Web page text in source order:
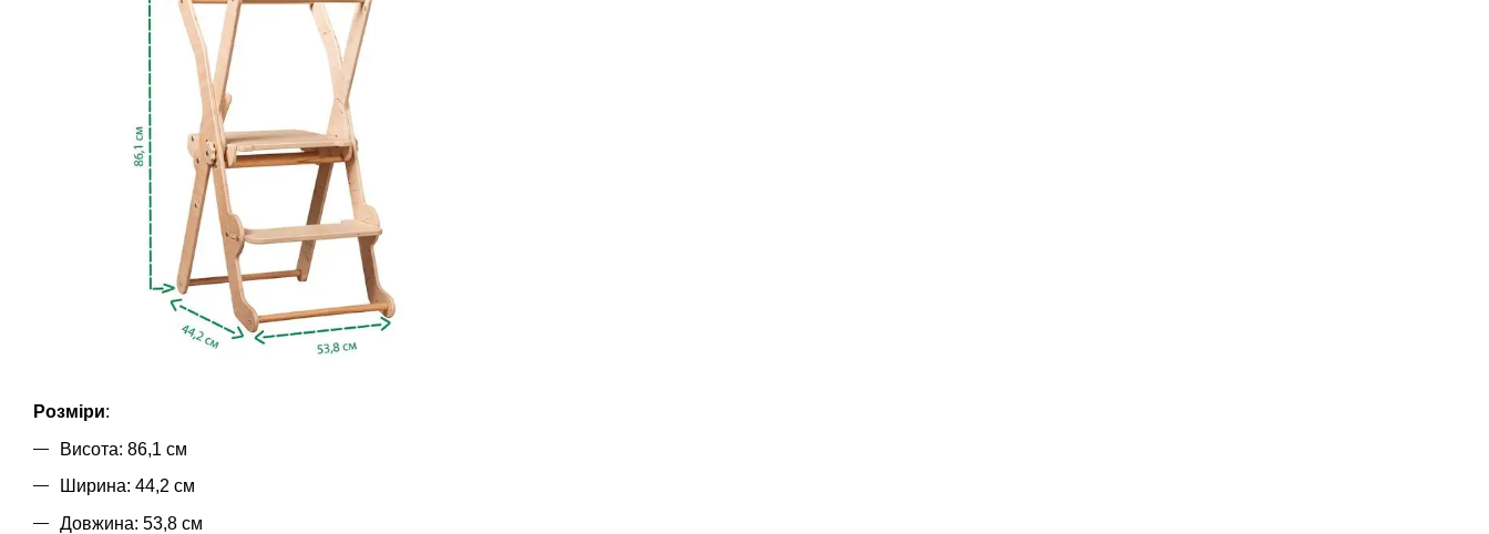
Розміри:
Висота: 86,1 см
Ширина: 44,2 см
Довжина: 53,8 см